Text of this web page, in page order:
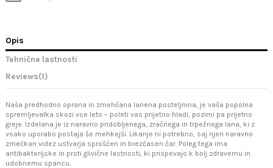
Opis
Tehnične lastnosti
Reviews(1)
Naša predhodno oprana in zmehčana lanena posteljnina, je vaša popolna
spremljevalka skozi vse leto – poleti vas prijetno hladi, pozimi pa prijetno
greje. Izdelana je iz naravno pridobljenega, zračnega in trpežnega lana, ki z
vsako uporabo postaja še mehkejši. Likanje ni potrebno, saj njen naravno
zmečkan videz ustvarja sproščen in brezčasen čar. Poleg tega ima
antibakterijske in proti glivične lastnosti, ki prispevajo k bolj zdravemu in
udobnemu spancu.